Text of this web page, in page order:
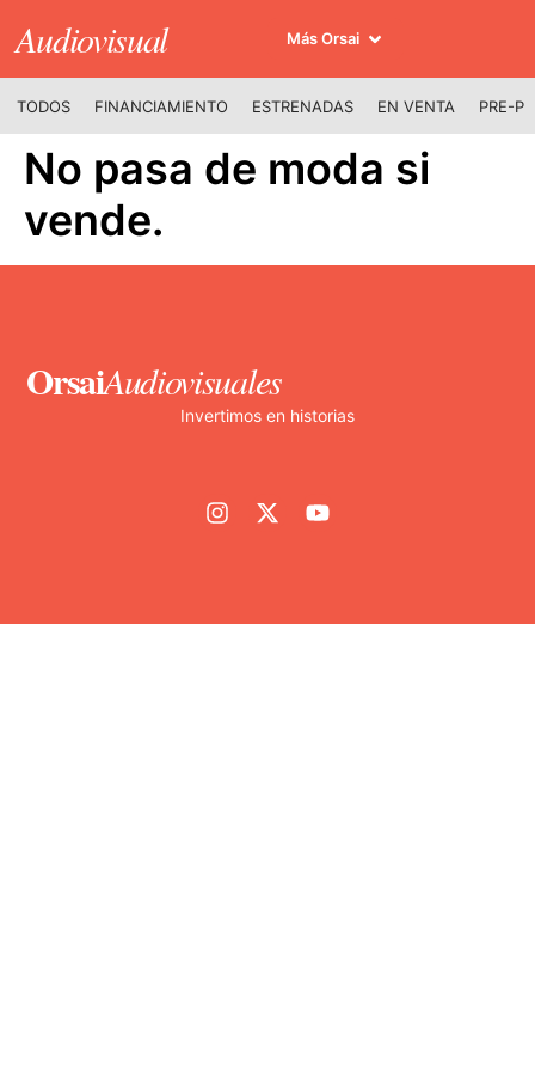
Audiovisual Más Orsai
TODOS FINANCIAMIENTO ESTRENADAS EN VENTA PRE-
No pasa de moda si
vende.
OrsaiAudiovisuales
Invertimos en historias